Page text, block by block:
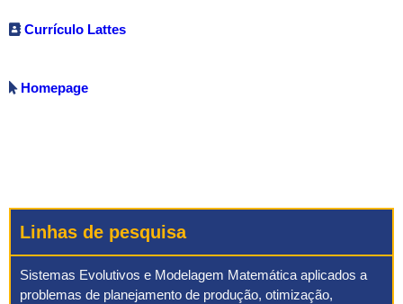
Currículo Lattes
Homepage
Linhas de pesquisa
Sistemas Evolutivos e Modelagem Matemática aplicados a
problemas de planejamento de produção, otimização,